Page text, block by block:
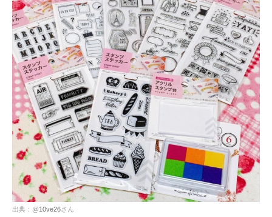
出典：@10ve26さん